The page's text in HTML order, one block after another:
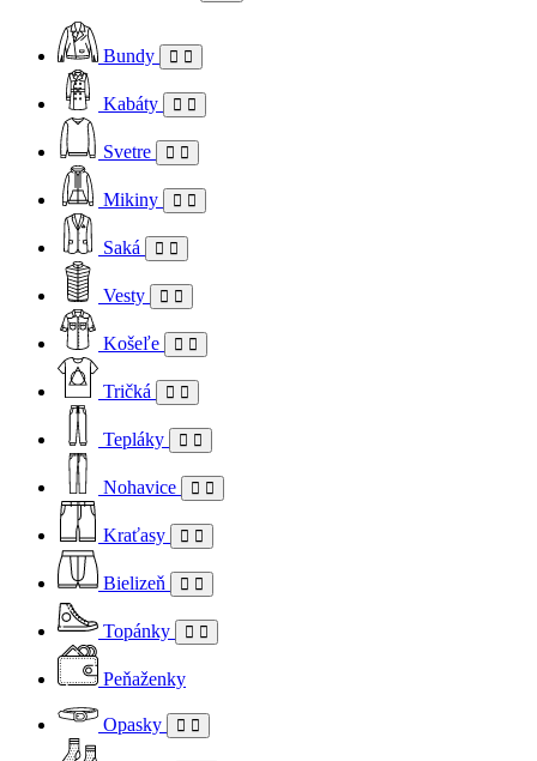
Bundy
Kabáty
Svetre
Mikiny
Saká
Vesty
Košeľe
Tričká
Tepláky
Nohavice
Kraťasy
Bielizeň
Topánky
Peňaženky
Opasky